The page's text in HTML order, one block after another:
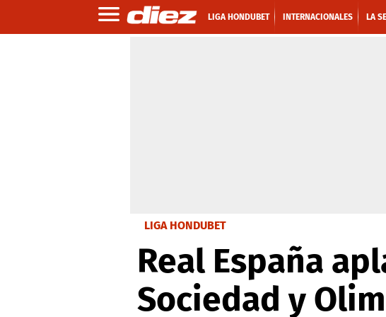
LIGA HONDUBET INTERNACIONALES LA
LIGA HONDUBET
Real España
Sociedad y